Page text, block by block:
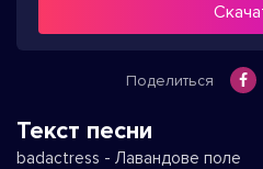
Поделиться
Текст песни
badactress - Лавандове поле